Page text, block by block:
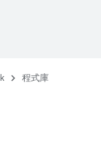
程式庫